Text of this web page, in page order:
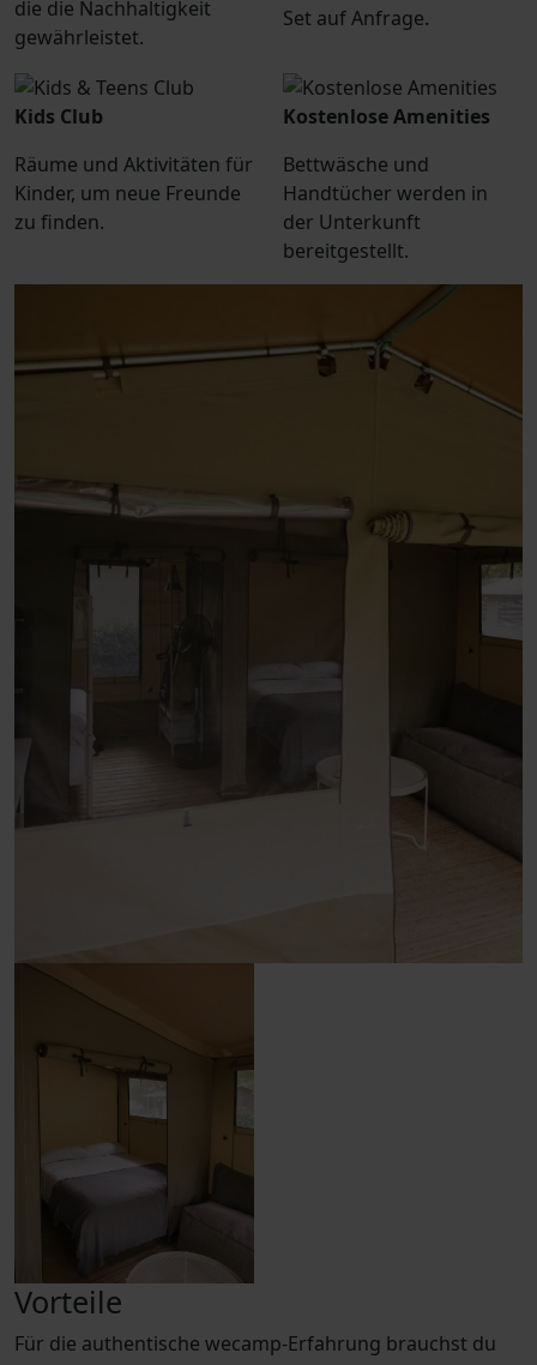
die die Nachhaltigkeit
gewährleistet.
Set auf Anfrage.
Kids Club
Räume und Aktivitäten für
Kinder, um neue Freunde
zu finden.
Kostenlose Amenities
Bettwäsche und
Handtücher werden in
der Unterkunft
bereitgestellt.
Vorteile
Für die authentische wecamp-Erfahrung brauchst du